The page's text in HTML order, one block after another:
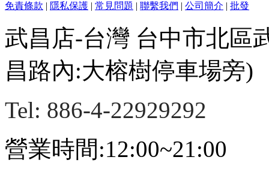
免責條款 | 隱私保護 | 常見問題 | 聯繫我們 | 公司簡介 | 批發
武昌店-台灣 台中市北區
昌路內:大榕樹停車場旁)
Tel: 886-4-22929292
營業時間:12:00~21:00